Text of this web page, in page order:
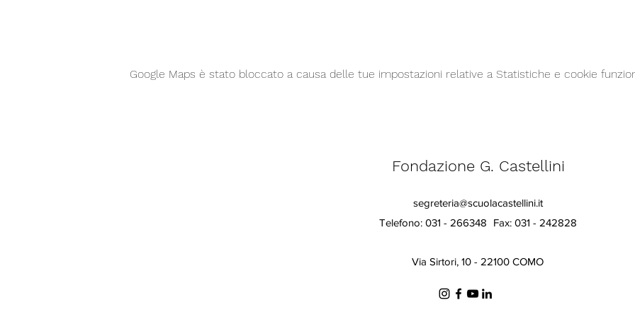
Google Maps è stato bloccato a causa delle tue impostazioni relative a Statistiche e cookie
Fondazione G. Castellini
segreteria@scuolacastellini.it
Telefono: 031 - 266348
Fax: 031 - 242828
Via Sirtori, 10 - 22100 COMO